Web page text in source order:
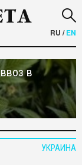
RU /EN
в
УКРАИНА